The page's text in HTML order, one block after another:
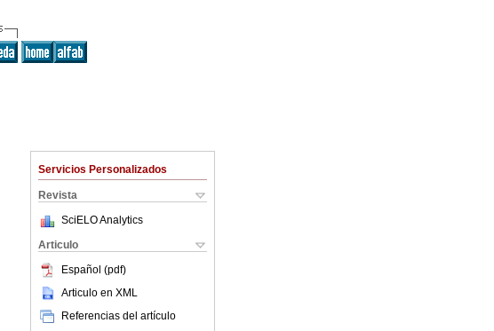
Servicios Personalizados
Revista
SciELO Analytics
Articulo
Español (pdf)
Articulo en XML
Referencias del artículo